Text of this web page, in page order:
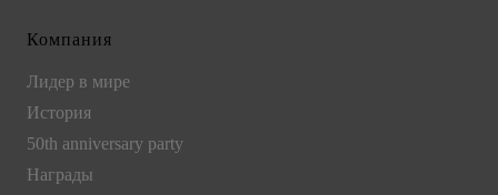
Компания
Лидер в мире
История
50th anniversary party
Награды